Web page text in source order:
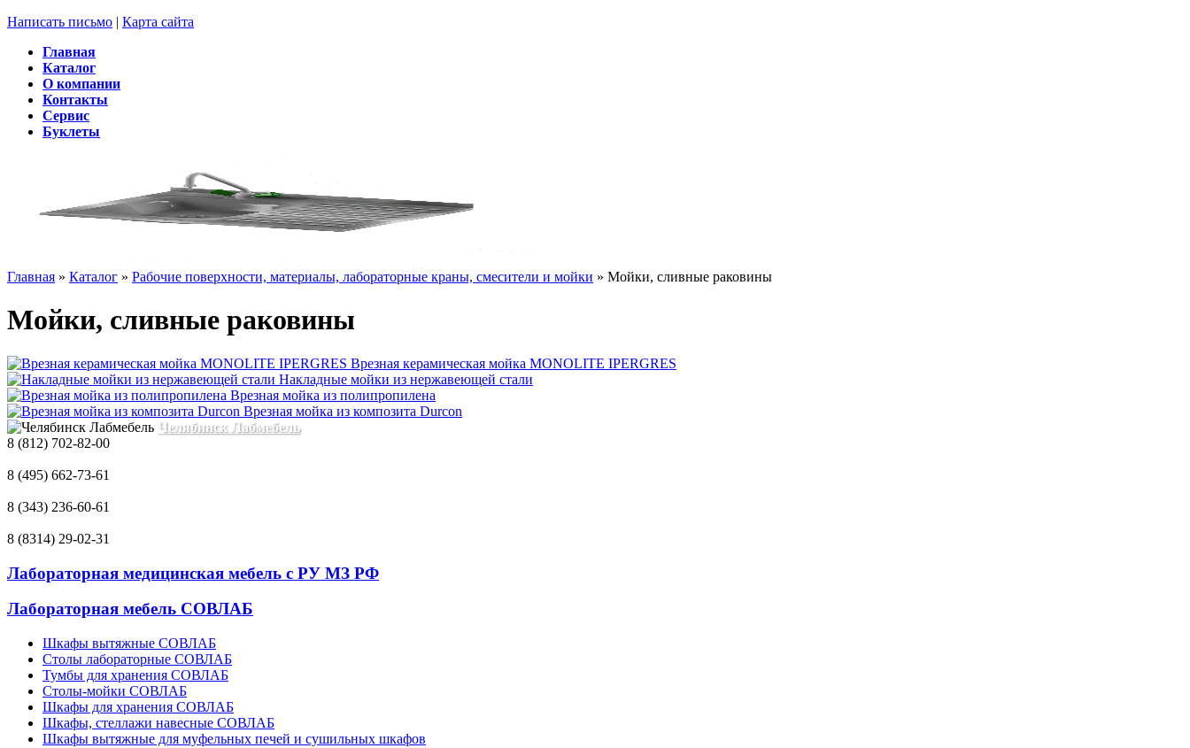
Написать письмо | Карта сайта
Главная
Каталог
О компании
Контакты
Сервис
Буклеты
Главная » Каталог » Рабочие поверхности, материалы, лабораторные краны, смесители и мойки » Мойки, сливные раковины
Мойки, сливные раковины
Врезная керамическая мойка MONOLITE IPERGRES
Накладные мойки из нержавеющей стали
Врезная мойка из полипропилена
Врезная мойка из композита Durcon
Челябинск Лабмебель
8 (812) 702-82-00
8 (495) 662-73-61
8 (343) 236-60-61
8 (8314) 29-02-31
Лабораторная медицинская мебель с РУ МЗ РФ
Лабораторная мебель СОВЛАБ
Шкафы вытяжные СОВЛАБ
Столы лабораторные СОВЛАБ
Тумбы для хранения СОВЛАБ
Столы-мойки СОВЛАБ
Шкафы для хранения СОВЛАБ
Шкафы, стеллажи навесные СОВЛАБ
Шкафы вытяжные для муфельных печей и сушильных шкафов